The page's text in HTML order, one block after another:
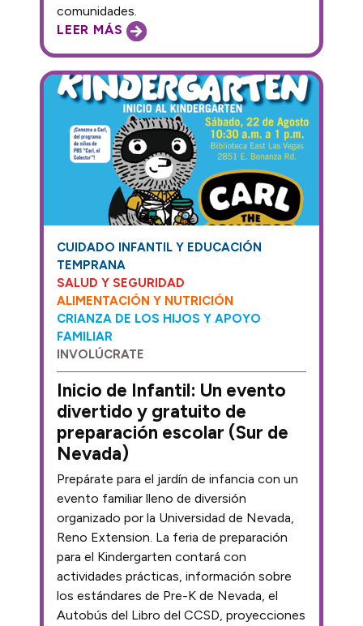
LEER MÁS
comunidades.
CUIDADO INFANTIL Y EDUCACIÓN
TEMPRANA
SALUD Y SEGURIDAD
ALIMENTACIÓN Y NUTRICIÓN
CRIANZA DE LOS HIJOS Y APOYO
FAMILIAR
INVOLÚCRATE
Inicio de Infantil: Un evento
divertido y gratuito de
preparación escolar (Sur de
Nevada)
Prepárate para el jardín de infancia con un
evento familiar lleno de diversión
organizado por la Universidad de Nevada,
Reno Extension. La feria de preparación
para el Kindergarten contará con
actividades prácticas, información sobre
los estándares de Pre-K de Nevada, el
Autobús del Libro del CCSD, proyecciones